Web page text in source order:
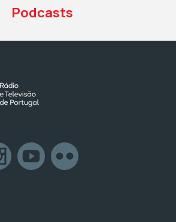
Podcasts